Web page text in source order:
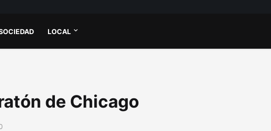
LOCAL
de Chicago